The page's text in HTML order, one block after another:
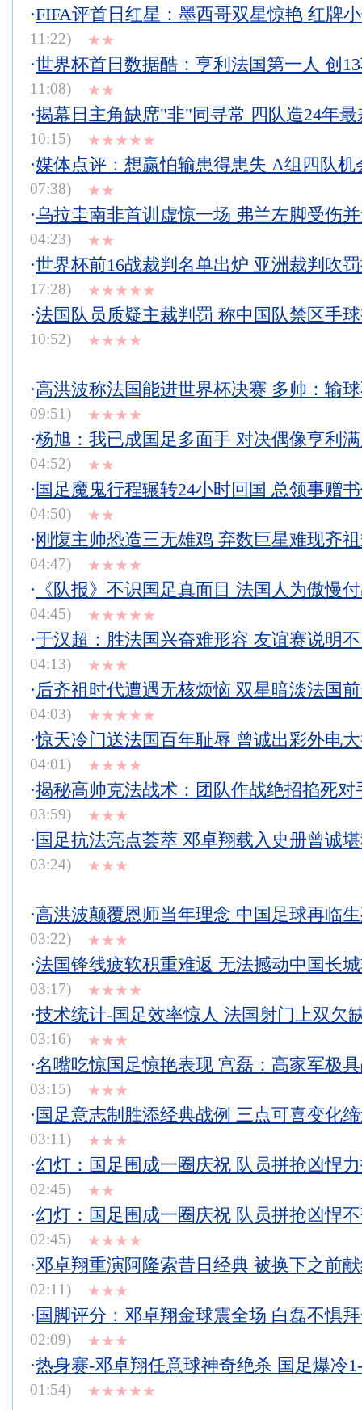
·FIFA评首日红星：墨西哥双星惊艳 红牌
11:22)
★★
·世界杯首日数据酷：亨利法国第一人 创
11:08)
★★
·揭幕日主角缺席"非"同寻常 四队造24年最
10:15)
★★★★★
·媒体点评：想赢怕输患得患失 A组四队机
07:38)
★★
·乌拉圭南非首训虚惊一场 弗兰左脚受伤
04:23)
★★
·世界杯前16战裁判名单出炉 亚洲裁判吹
17:28)
★★★★★
·法国队员质疑主裁判罚 称中国队禁区手
10:52)
★★★★
·高洪波称法国能进世界杯决赛 多帅：输
09:51)
★★★★
·杨旭：我已成国足多面手 对决偶像亨利
04:52)
★★
· 国足魔鬼行程辗转24小时回国 总领事赠
04:50)
★★
· 刚愎主帅恐造三无雄鸡 弃数巨星难现齐
04:47)
★★★★
· 《队报》不识国足真面目 法国人为傲慢
04:45)
★★★★★
·于汉超：胜法国兴奋难形容 友谊赛说明
04:13)
★★★
·后齐祖时代遭遇无核烦恼 双星暗淡法国
04:03)
★★★★★
·惊天冷门送法国百年耻辱 曾诚出彩外电
04:01)
★★★★
·揭秘高帅克法战术：团队作战绝招掐死
03:59)
★★★
· 国足抗法亮点荟萃 邓卓翔载入史册曾诚
03:24)
★★★
·高洪波颠覆恩师当年理念 中国足球再临
03:22)
★★★
·法国锋线疲软积重难返 无法撼动中国长
03:17)
★★★★
·技术统计-国足效率惊人 法国射门上双欠
03:16)
★★★
·名嘴吃惊国足惊艳表现 宫磊：高家军极
03:15)
★★★
· 国足意志制胜添经典战例 三点可喜变化
03:11)
★★★
·幻灯：国足围成一圈庆祝 队员拼抢凶悍
02:45)
★★
·幻灯：国足围成一圈庆祝 队员拼抢凶悍
02:45)
★★★★
·邓卓翔重演阿隆索昔日经典 被换下之前
02:11)
★★★
· 国脚评分：邓卓翔金球震全场 白磊不惧
02:09)
★★★
·热身赛-邓卓翔任意球神奇绝杀 国足爆冷
01:54)
★★★★★